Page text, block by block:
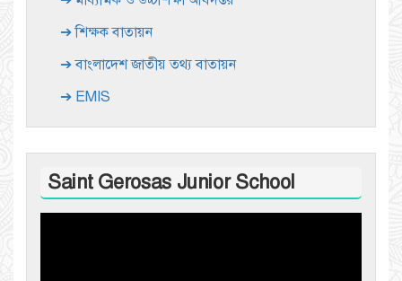
➔ শিক্ষক বাতায়ন
➔ বাংলাদেশ জাতীয় তথ্য বাতায়ন
➔ EMIS
Saint Gerosas Junior School